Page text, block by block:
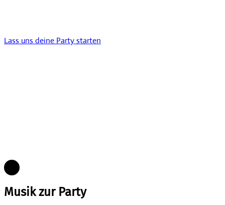
Lass uns deine Party starten
Musik zur Party